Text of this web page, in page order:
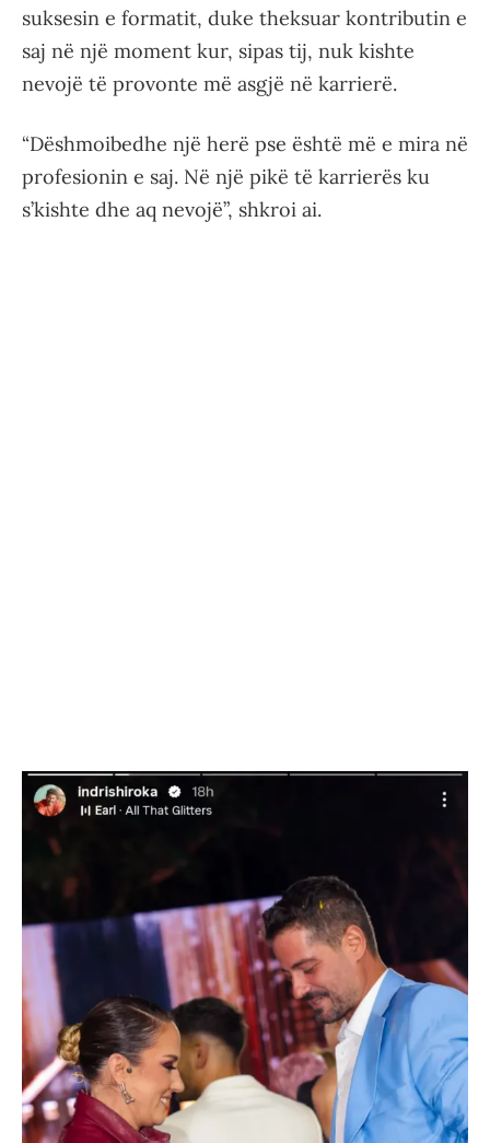
suksesin e formatit, duke theksuar kontributin e
saj në një moment kur, sipas tij, nuk kishte
nevojë të provonte më asgjë në karrierë.
“Dëshmoibedhe një herë pse është më e mira në
profesionin e saj. Në një pikë të karrierës ku
s’kishte dhe aq nevojë”, shkroi ai.